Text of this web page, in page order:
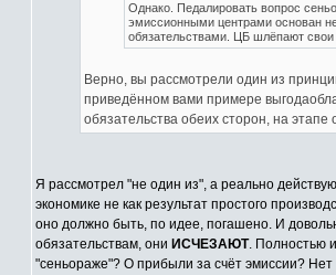
Однако. Педалировать вопрос
эмиссионными центрами основан
обязательствами. ЦБ шлёпают свои
Верно, вы рассмотрели один из
приведённом вами примере
обязательства обеих сторон, на
Я рассмотрел "не один из", а реально
экономике не как результат простого
оно должно быть, по идее, погашено. И
обязательствам, они ИСЧЕЗАЮТ. Полностью
"сеньораже"? О прибыли за счёт эмиссии? Нет